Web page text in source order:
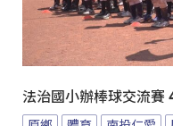
法治國小辦棒球交流賽